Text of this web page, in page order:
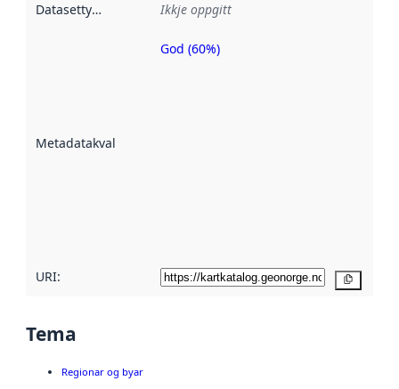
Datasettype Ikkje oppgitt
Metadatakvalitet
Metadatakvalitet
God (60%)
URI:
Tema
Regionar og byar